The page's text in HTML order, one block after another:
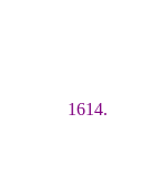
1614.